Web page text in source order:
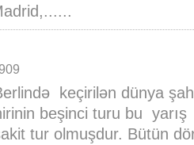
keçirilən dünya
beşinci turu bu yarış
tur olmuşdur. Bütün